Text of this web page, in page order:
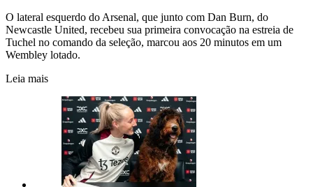
O lateral esquerdo do Arsenal, que junto com Dan Burn, do
Newcastle United, recebeu sua primeira convocação na estreia de
Tuchel no comando da seleção, marcou aos 20 minutos em um
Wembley lotado.
Leia mais